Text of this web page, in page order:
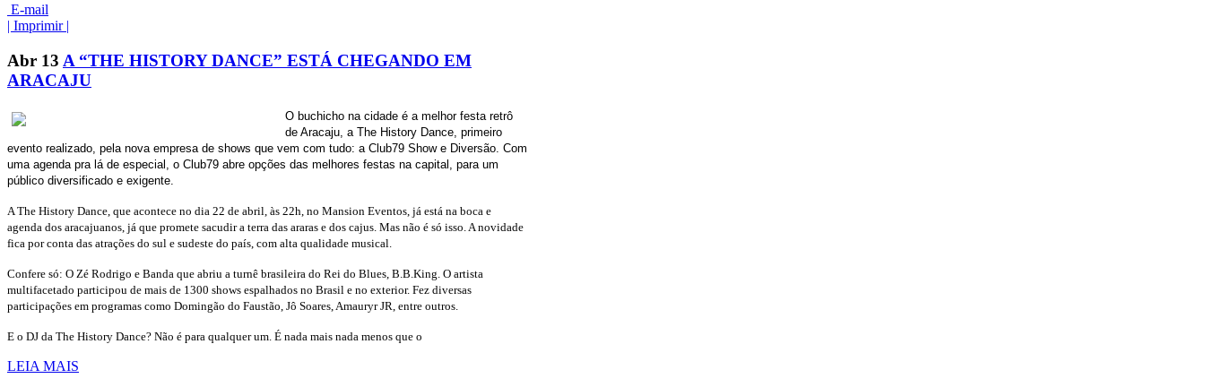
E-mail
| Imprimir |
Abr 13 A “THE HISTORY DANCE” ESTÁ CHEGANDO EM
ARACAJU
O buchicho na cidade é a melhor festa retrô
de Aracaju, a The History Dance, primeiro
evento realizado, pela nova empresa de shows que vem com tudo: a Club79 Show e Diversão. Com
uma agenda pra lá de especial, o Club79 abre opções das melhores festas na capital, para um
público diversificado e exigente.
A The History Dance, que acontece no dia 22 de abril, às 22h, no Mansion Eventos, já está na boca e
agenda dos aracajuanos, já que promete sacudir a terra das araras e dos cajus. Mas não é só isso. A novidade
fica por conta das atrações do sul e sudeste do país, com alta qualidade musical.
Confere só: O Zé Rodrigo e Banda que abriu a turnê brasileira do Rei do Blues, B.B.King. O artista
multifacetado participou de mais de 1300 shows espalhados no Brasil e no exterior. Fez diversas
participações em programas como Domingão do Faustão, Jô Soares, Amauryr JR, entre outros.
E o DJ da The History Dance? Não é para qualquer um. É nada mais nada menos que o
LEIA MAIS